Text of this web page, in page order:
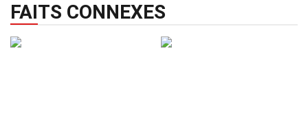
FAITS CONNEXES